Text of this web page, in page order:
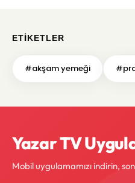
ETIKETLER
#akşam yemeği
Yazar TV
Mobil uygulamamızı indirin,